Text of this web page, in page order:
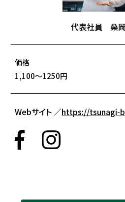
代表社員 桑
価格
1,100～1250円
Webサイト ／https://tsunagi-